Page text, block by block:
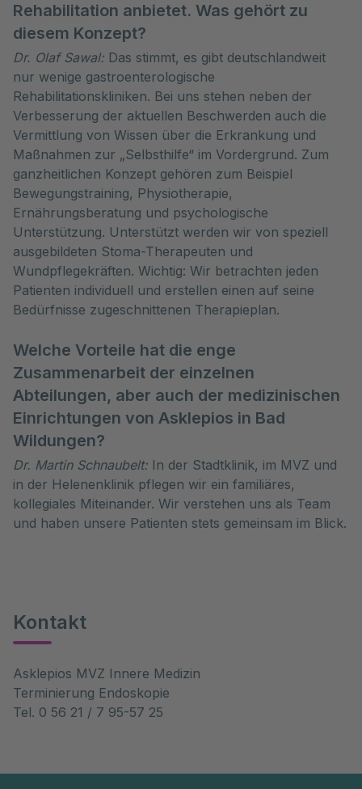
Rehabilitation anbietet. Was gehört zu
diesem Konzept?
Dr. Olaf Sawal: Das stimmt, es gibt deutschlandweit
nur wenige gastroenterologische
Rehabilitationskliniken. Bei uns stehen neben der
Verbesserung der aktuellen Beschwerden auch die
Vermittlung von Wissen über die Erkrankung und
Maßnahmen zur „Selbsthilfe“ im Vordergrund. Zum
ganzheitlichen Konzept gehören zum Beispiel
Bewegungstraining, Physiotherapie,
Ernährungsberatung und psychologische
Unterstützung. Unterstützt werden wir von speziell
ausgebildeten Stoma-Therapeuten und
Wundpflegekräften. Wichtig: Wir betrachten jeden
Patienten individuell und erstellen einen auf seine
Bedürfnisse zugeschnittenen Therapieplan.
Welche Vorteile hat die enge
Zusammenarbeit der einzelnen
Abteilungen, aber auch der medizinischen
Einrichtungen von Asklepios in Bad
Wildungen?
Dr. Martin Schnaubelt: In der Stadtklinik, im MVZ und
in der Helenenklinik pflegen wir ein familiäres,
kollegiales Miteinander. Wir verstehen uns als Team
und haben unsere Patienten stets gemeinsam im Blick.
Kontakt
Asklepios MVZ Innere Medizin
Terminierung Endoskopie
Tel. 0 56 21 / 7 95-57 25